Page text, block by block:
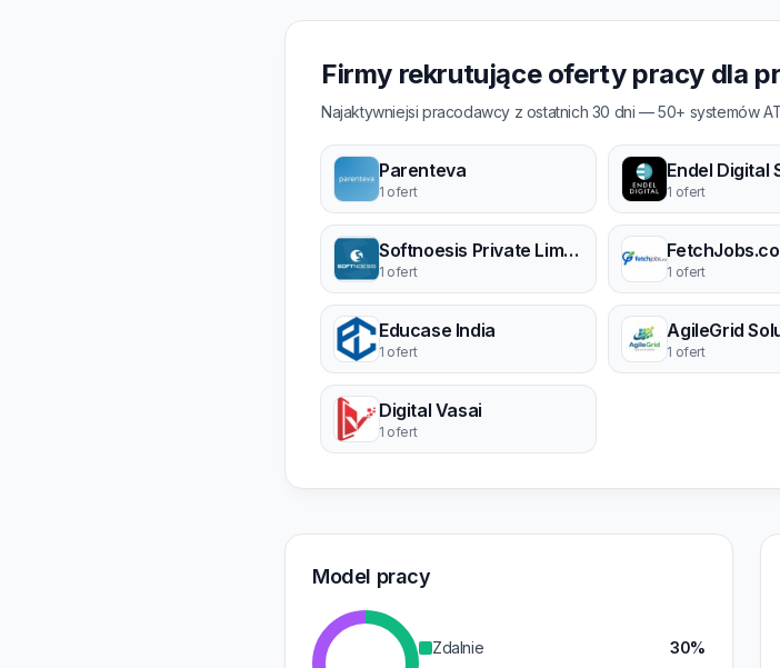
Firmy rekrutujące oferty pracy dla
Najaktywniejsi pracodawcy z ostatnich 30 dni — 50+ systemów
Parenteva
1 ofert
Endel Digital
1 ofert
Softnoesis Private Limited
1 ofert
FetchJobs.co
1 ofert
Educase India
1 ofert
AgileGrid
1 ofert
Digital Vasai
1 ofert
Model pracy
Zdalnie
30%